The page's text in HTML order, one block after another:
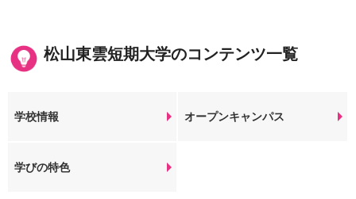
松山東雲短期大学のコンテンツ一覧
学校情報 オープンキャンパス
学びの特色